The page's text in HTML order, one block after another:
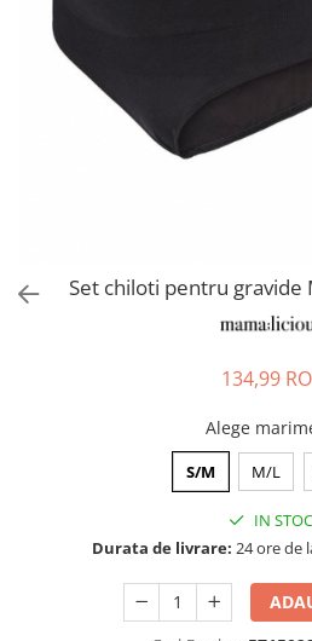
Pantaloni scurți pentru gravide
Lenjerie
Chiloti Gravide
Sutiene / Bustiere / Maiouri
Set chiloti pentru gravide
134,99
Alege
S/M M/L
IN STOC
Durata de livrare: 24 ore de